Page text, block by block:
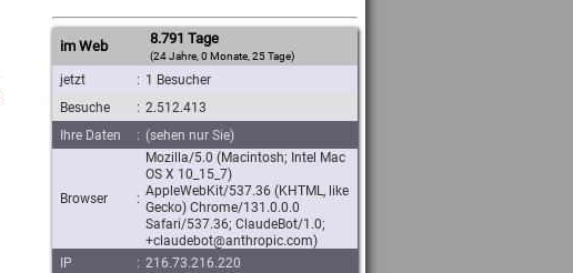
im Web 8.791 Tage
(24 Jahre, 0 Monate, 25 Tage)
jetzt : 1 Besucher
Besuche
: 2.512.413
Ihre Daten
: (sehen nur Sie)
Browser :
Mozilla/5.0 (Macintosh; Intel Mac
OS X 10_15_7)
AppleWebKit/537.36 (KHTML, like
Gecko) Chrome/131.0.0.0
Safari/537.36; ClaudeBot/1.0;
+claudebot@anthropic.com)
IP
: 216.73.216.220